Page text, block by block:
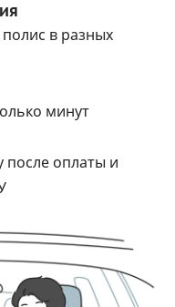
в разных
минут
после оплаты и